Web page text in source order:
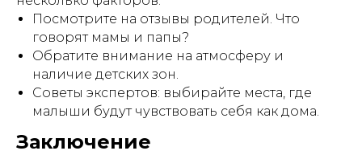
Посмотрите на отзывы родителей. Что
говорят мамы и папы?
Обратите внимание на атмосферу и
наличие детских зон.
Советы экспертов: выбирайте места, где
малыши будут чувствовать себя как дома.
Заключение